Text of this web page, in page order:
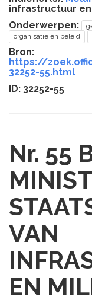
infrastructuur
Onderwerpen:
organisatie en beleid
Bron:
https://
32252-55.html
ID: 32252-55
Nr. 55
VAN
EN